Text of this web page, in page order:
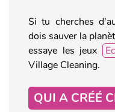
Si tu cherches
dois sauver la
essaye les jeux
Village Cleaning.
QUI A CRÉÉ